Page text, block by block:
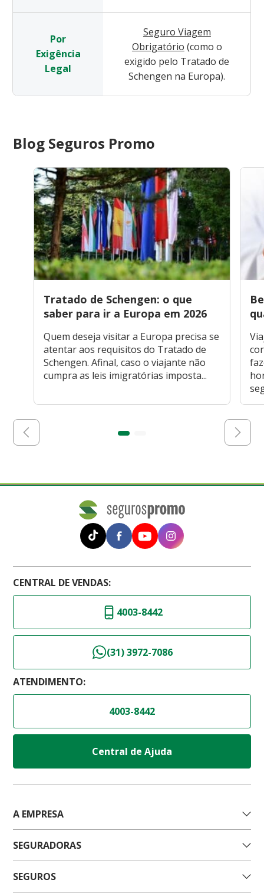
Por
Exigência
Legal
Seguro Viagem
Obrigatório (como o
exigido pelo Tratado de
Schengen na Europa).
Blog Seguros Promo
Tratado de Schengen: o que
saber para ir a Europa em 2026
Quem deseja visitar a Europa precisa se
atentar aos requisitos do Tratado de
Schengen. Afinal, caso o viajante não
cumpra as leis imigratórias imposta...
CENTRAL DE VENDAS:
4003-8442
(31) 3972-7086
ATENDIMENTO:
4003-8442
Central de Ajuda
A EMPRESA
SEGURADORAS
SEGUROS